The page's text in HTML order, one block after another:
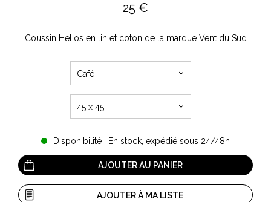
25 €
Coussin Helios en lin et coton de la marque Vent du Sud
Café
45 x 45
Disponibilité : En stock, expédié sous 24/48h
AJOUTER AU PANIER
AJOUTER À MA LISTE